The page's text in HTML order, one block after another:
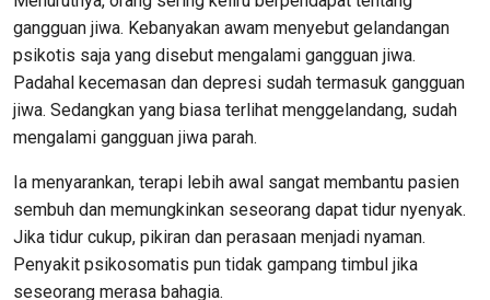
gangguan jiwa. Kebanyakan awam menyebut gelandangan
psikotis saja yang disebut mengalami gangguan jiwa.
Padahal kecemasan dan depresi sudah termasuk gangguan
jiwa. Sedangkan yang biasa terlihat menggelandang, sudah
mengalami gangguan jiwa parah.
Ia menyarankan, terapi lebih awal sangat membantu pasien
sembuh dan memungkinkan seseorang dapat tidur nyenyak.
Jika tidur cukup, pikiran dan perasaan menjadi nyaman.
Penyakit psikosomatis pun tidak gampang timbul jika
seseorang merasa bahagia.